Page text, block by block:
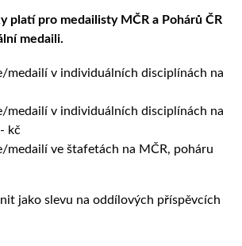
platí pro medailisty MČR a Pohárů ČR
medaili.
medailí v individuálních disciplínách na
medailí v individuálních disciplínách na
kč
medailí ve štafetách na MČR, poháru
jako slevu na oddílových příspěvcích